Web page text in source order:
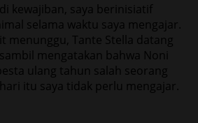
kewajiban, saya berinisiatif
selama waktu saya mengajar.
menunggu, Tante Stella datang
mengatakan bahwa Noni
ulang tahun salah seorang
itu saya tidak perlu mengajar.